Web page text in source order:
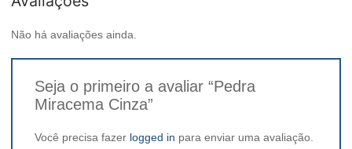
Não há avaliações ainda.
Seja o primeiro a avaliar “Pedra
Miracema Cinza”
Você precisa fazer logged in para enviar uma avaliação.